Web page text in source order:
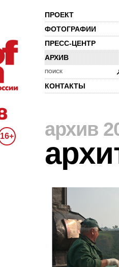
ПРОЕКТ
ФОТОГРАФИИ
ПРЕСС-ЦЕНТР
АРХИВ
ПОИСК
КОНТАКТЫ
16+ архив